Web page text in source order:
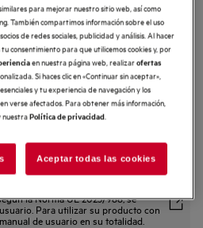
de aire caliente – usando poco o
de aire caliente – usando poco o
la Norma UE 2023/988, se
Para utilizar su producto con
de usuario en su totalidad.
para mejorar nuestro sitio web, así como
También compartimos información sobre el uso
de redes sociales, publicidad y análisis. Al hacer
consentimiento para que utilicemos cookies y, por
en nuestra página web, realizarofertas
Si haces clic en «Continuar sin aceptar»,
y tu experiencia de navegación y los
verse afectados. Para obtener más información,
nuestraPolítica de privacidad
Aceptar todas las cookies